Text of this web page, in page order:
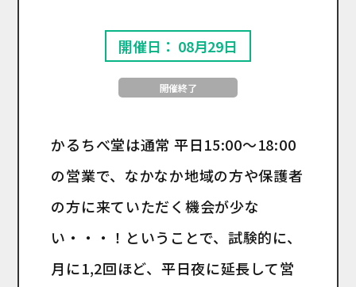
開催日： 08月29日
開催終了
かるちべ堂は通常 平日15:00〜18:00
の営業で、なかなか地域の方や保護者
の方に来ていただく機会が少な
い・・・！ということで、試験的に、
月に1,2回ほど、平日夜に延長して営